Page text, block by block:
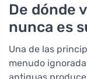
De dónde
nunca es
Una de las
menudo